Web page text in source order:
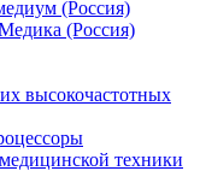
(Россия)
(Россия)
высокочастотных
техники